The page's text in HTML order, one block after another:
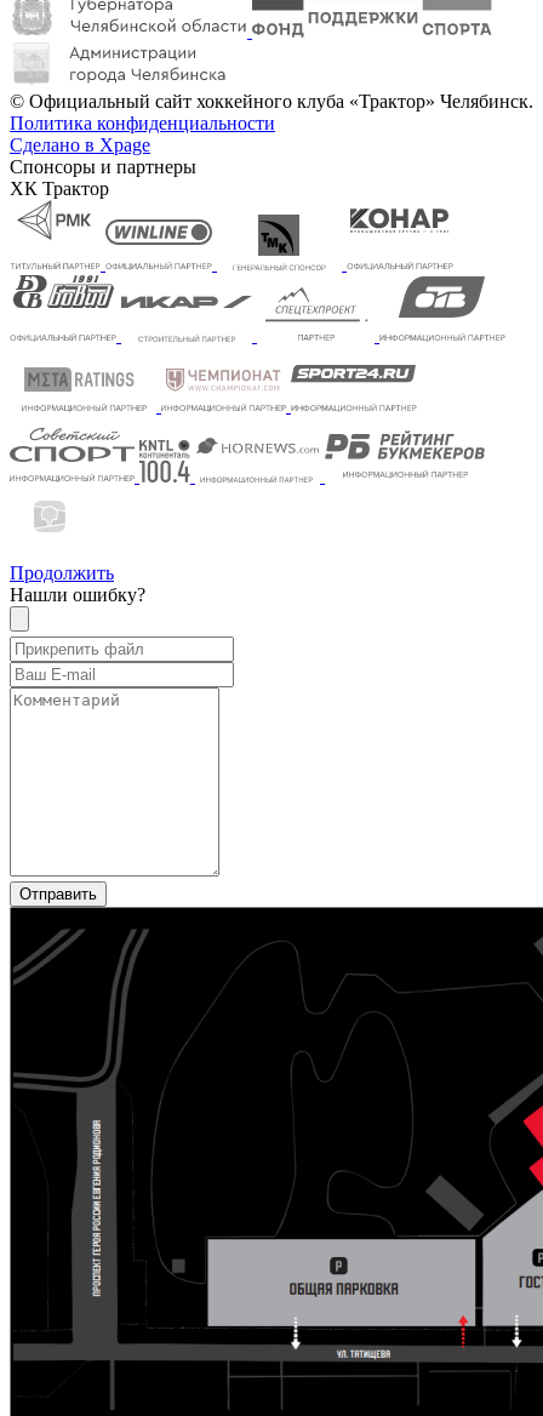
© Официальный сайт хоккейного клуба «Трактор» Челябинск.
Политика конфиденциальности
Сделано в Xpage
Спонсоры и партнеры
ХК Трактор
Продолжить
Нашли ошибку?